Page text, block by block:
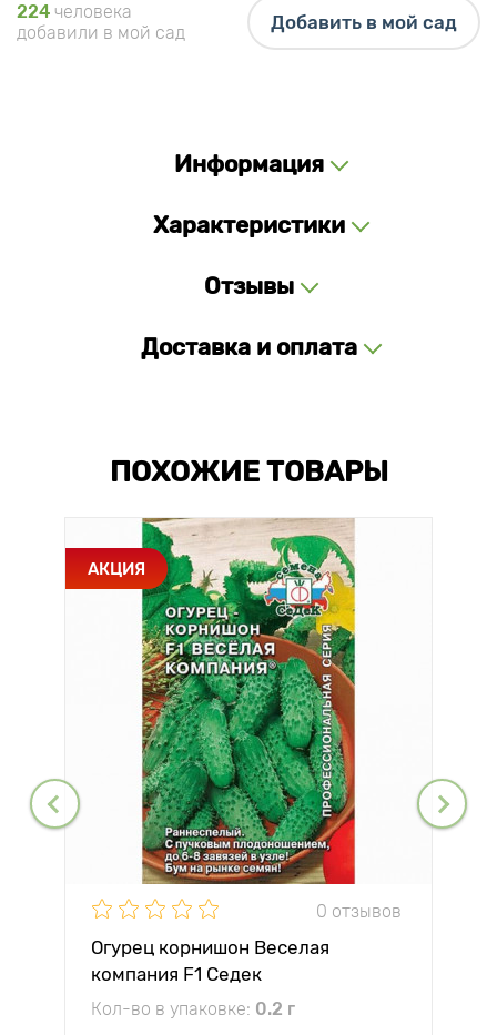
224 человека
добавили в мой сад
Добавить в мой сад
Информация
Характеристики
Отзывы
Доставка и оплата
ПОХОЖИЕ ТОВАРЫ
АКЦИЯ
0 отзывов
Огурец корнишон Веселая
компания F1 Седек
Кол-во в упаковке: 0.2 г